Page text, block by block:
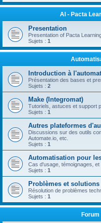
AI - Pacta
Presentation
Presentation of Pacta
Sujets : 1
Introduction à
Présentation des bases et
Sujets : 2
Make (Integromat)
Tutoriels, astuces et support
Sujets : 1
Autres plateformes
Discussions sur des outils
Automate.io, etc.
Sujets : 1
Automatisation pour
Cas d'usage, témoignages,
Sujets : 1
Problèmes et solutions
Résolution de problèmes
Sujets : 1